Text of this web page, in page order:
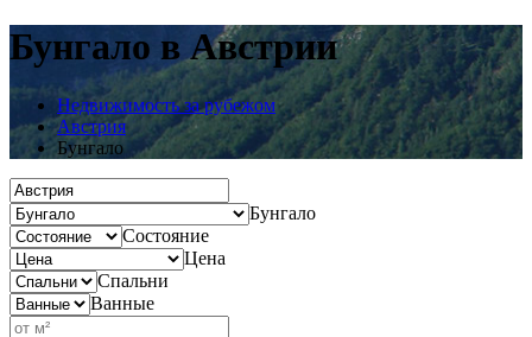
Бунгало в Австрии
Недвижимость за рубежом
Австрия
Бунгало
Бунгало
Состояние
Цена
Спальни
Ванные